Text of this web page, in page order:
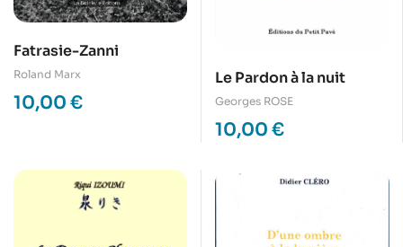
Fatrasie-Zanni
Roland Marx
10,00 €
Le Pardon à la nuit
Georges ROSE
10,00 €